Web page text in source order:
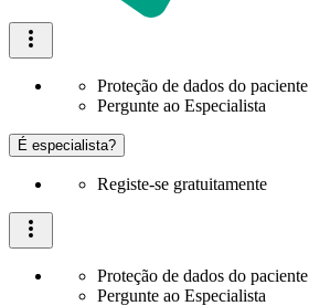
Proteção de dados do paciente
Pergunte ao Especialista
É especialista?
Registe-se gratuitamente
Proteção de dados do paciente
Pergunte ao Especialista